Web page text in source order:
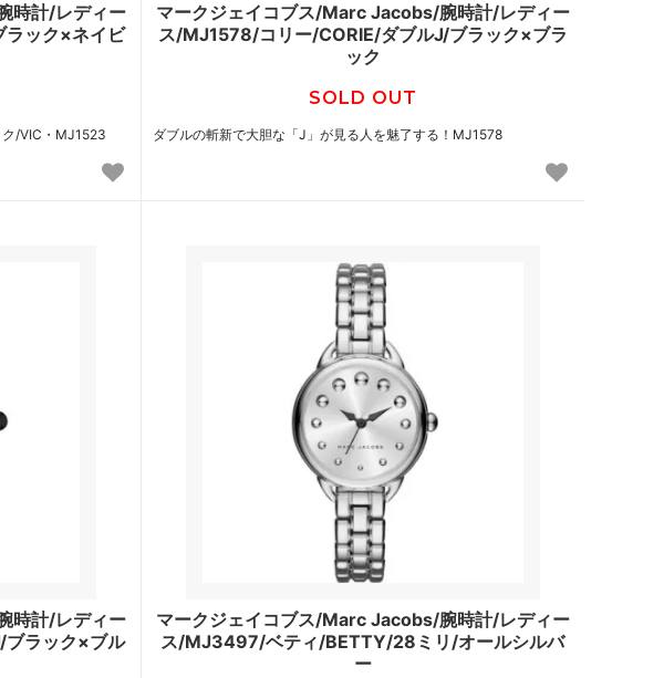
時計/レディー
ック×ネイビ
ク/VIC・MJ1523
マークジェイコブス/Marc Jacobs/腕時計/レディー
ス/MJ1578/コリー/CORIE/ダブルJ/ブラック×ブラ
ック
SOLD OUT
ダブルの斬新で大胆な「J」が見る人を魅了する！MJ1578
時計/レディー
ラック×ブル
マークジェイコブス/Marc Jacobs/腕時計/レディー
ス/MJ3497/ベティ/BETTY/28ミリ/オールシルバ
ー